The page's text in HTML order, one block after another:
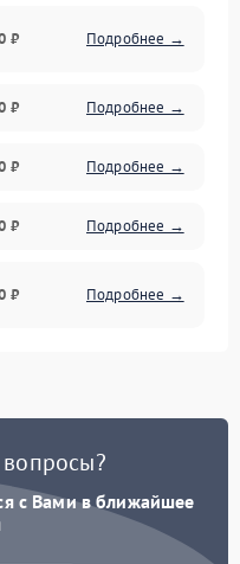
₽ Подробнее →
₽ Подробнее →
₽ Подробнее →
₽ Подробнее →
₽ Подробнее →
₽ Подробнее →
вопросы?
с Вами в ближайшее